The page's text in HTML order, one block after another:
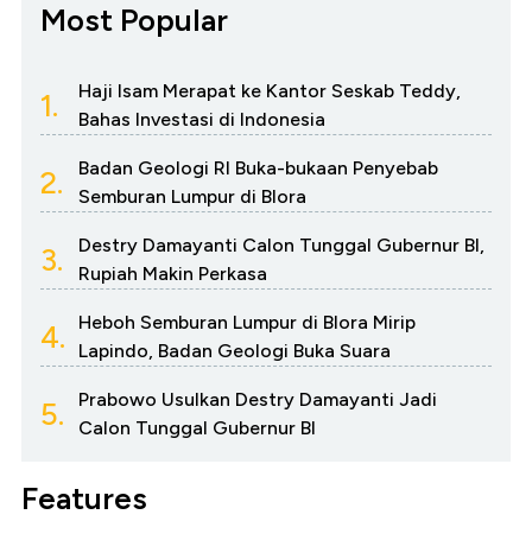
Most Popular
1.
Haji Isam Merapat ke Kantor Seskab Teddy,
Bahas Investasi di Indonesia
2.
Badan Geologi RI Buka-bukaan Penyebab
Semburan Lumpur di Blora
3.
Destry Damayanti Calon Tunggal Gubernur BI,
Rupiah Makin Perkasa
4.
Heboh Semburan Lumpur di Blora Mirip
Lapindo, Badan Geologi Buka Suara
5.
Prabowo Usulkan Destry Damayanti Jadi
Calon Tunggal Gubernur BI
Features